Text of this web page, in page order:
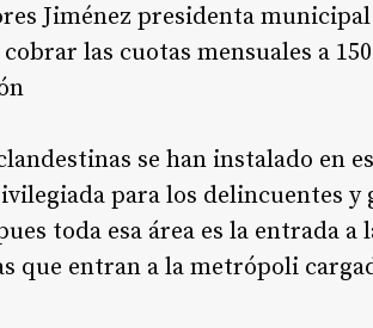
Jiménez presidenta municipal
las cuotas mensuales a
se han instalado en
para los delincuentes y
toda esa área es la entrada
que entran a la metrópoli